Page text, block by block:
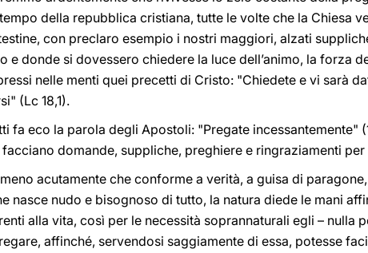
della repubblica cristiana, tutte le volte che la Chiesa
con preclaro esempio i nostri maggiori, alzati
e donde si dovessero chiedere la luce dell’animo, la forza
nelle menti quei precetti di Cristo: "Chiedete e vi sarà
(Lc 18,1).
fa eco la parola degli Apostoli: "Pregate incessantemente"
domande, suppliche, preghiere e ringraziamenti per
acutamente che conforme a verità, a guisa di
nasce nudo e bisognoso di tutto, la natura diede le mani
alla vita, così per le necessità soprannaturali egli – nulla
affinché, servendosi saggiamente di essa, potesse